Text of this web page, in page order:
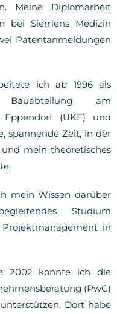
Meine Diplomarbeit
bei Siemens Medizin
Patentanmeldungen
ich ab 1996 als
am
(UKE) und
spannende Zeit, in der
mein theoretisches
mein Wissen darüber
Studium
in
2002 konnte ich die
(PwC)
Dort habe